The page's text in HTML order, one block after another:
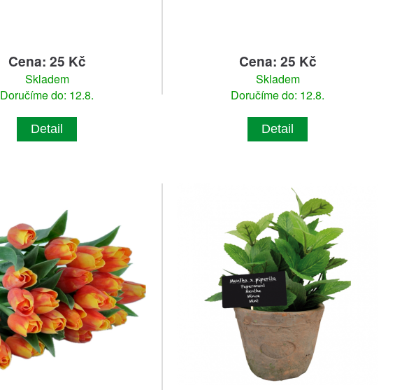
Cena: 25 Kč
Skladem
Doručíme do: 12.8.
Detail
Cena: 25 Kč
Skladem
Doručíme do: 12.8.
Detail